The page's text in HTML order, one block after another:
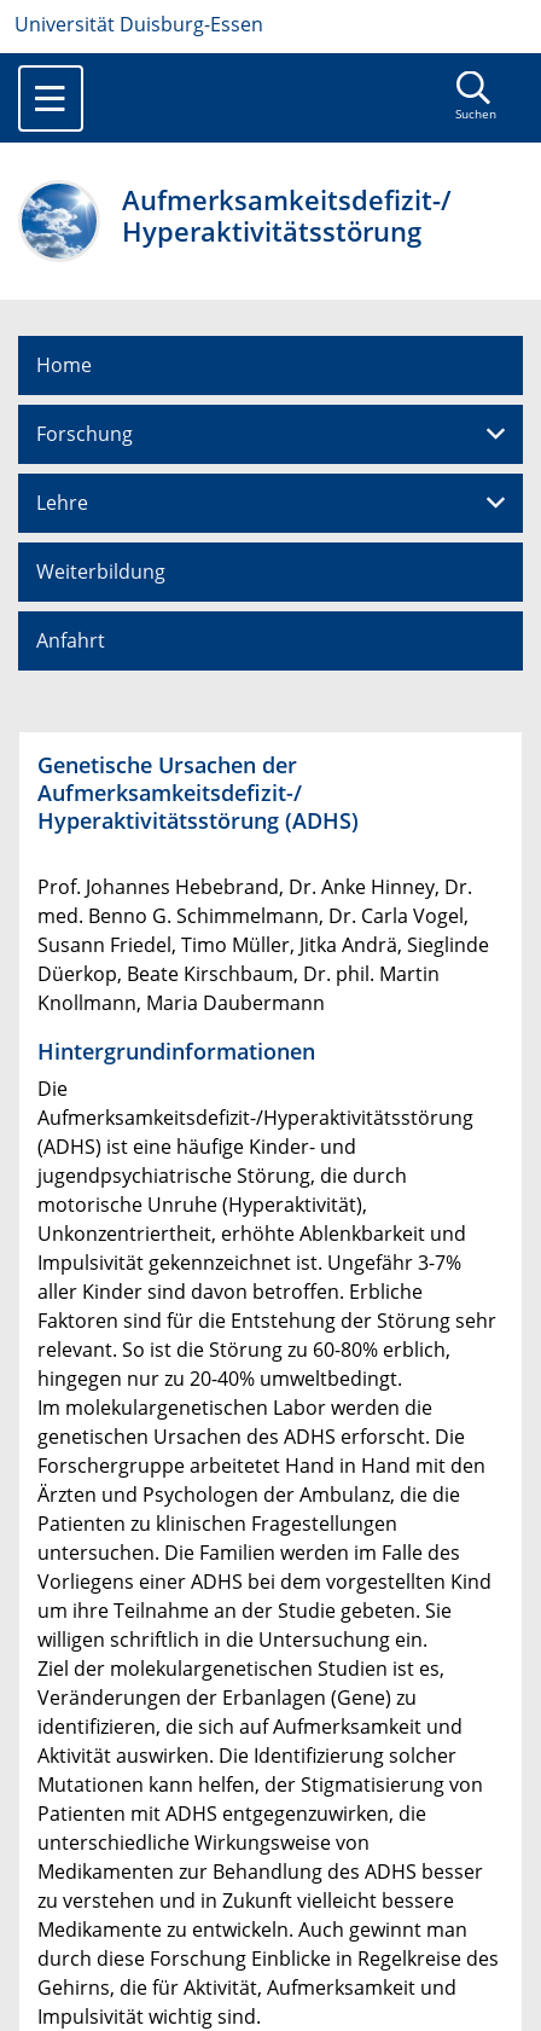
Universität Duisburg-Essen
Suchen
Aufmerksamkeitsdefizit-/
Hyperaktivitätsstörung
Home
Forschung
Lehre
Weiterbildung
Anfahrt
Genetische Ursachen der
Aufmerksamkeitsdefizit-/
Hyperaktivitätsstörung (ADHS)
Prof. Johannes Hebebrand, Dr. Anke Hinney, Dr.
med. Benno G. Schimmelmann, Dr. Carla Vogel,
Susann Friedel, Timo Müller, Jitka Andrä, Sieglinde
Düerkop, Beate Kirschbaum, Dr. phil. Martin
Knollmann, Maria Daubermann
Hintergrundinformationen
Die
Aufmerksamkeitsdefizit-/Hyperaktivitätsstörung
(ADHS) ist eine häufige Kinder- und
jugendpsychiatrische Störung, die durch
motorische Unruhe (Hyperaktivität),
Unkonzentriertheit, erhöhte Ablenkbarkeit und
Impulsivität gekennzeichnet ist. Ungefähr 3-7%
aller Kinder sind davon betroffen. Erbliche
Faktoren sind für die Entstehung der Störung sehr
relevant. So ist die Störung zu 60-80% erblich,
hingegen nur zu 20-40% umweltbedingt.
Im molekulargenetischen Labor werden die
genetischen Ursachen des ADHS erforscht. Die
Forschergruppe arbeitetet Hand in Hand mit den
Ärzten und Psychologen der Ambulanz, die die
Patienten zu klinischen Fragestellungen
untersuchen. Die Familien werden im Falle des
Vorliegens einer ADHS bei dem vorgestellten Kind
um ihre Teilnahme an der Studie gebeten. Sie
willigen schriftlich in die Untersuchung ein.
Ziel der molekulargenetischen Studien ist es,
Veränderungen der Erbanlagen (Gene) zu
identifizieren, die sich auf Aufmerksamkeit und
Aktivität auswirken. Die Identifizierung solcher
Mutationen kann helfen, der Stigmatisierung von
Patienten mit ADHS entgegenzuwirken, die
unterschiedliche Wirkungsweise von
Medikamenten zur Behandlung des ADHS besser
zu verstehen und in Zukunft vielleicht bessere
Medikamente zu entwickeln. Auch gewinnt man
durch diese Forschung Einblicke in Regelkreise des
Gehirns, die für Aktivität, Aufmerksamkeit und
Impulsivität wichtig sind.